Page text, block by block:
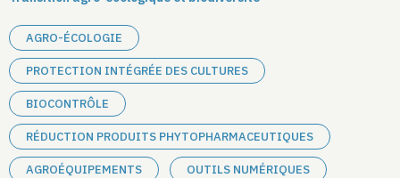
AGRO-ÉCOLOGIE
PROTECTION INTÉGRÉE DES CULTURES
BIOCONTRÔLE
RÉDUCTION PRODUITS PHYTOPHARMACEUTIQUES
AGROÉQUIPEMENTS OUTILS NUMÉRIQUES